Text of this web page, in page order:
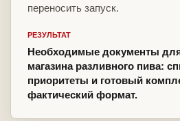
переносить запуск.
РЕЗУЛЬТАТ
Необходимые документы
магазина разливного пива:
приоритеты и готовый
фактический формат.